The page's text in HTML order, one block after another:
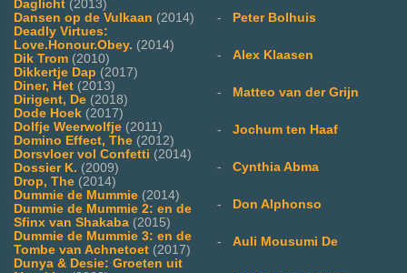
Daglicht (2013)
Dansen op de Vulkaan (2014)
Deadly Virtues:
Love.Honour.Obey. (2014)
Dik Trom (2010)
Dikkertje Dap (2017)
Diner, Het (2013)
Dirigent, De (2018)
Dode Hoek (2017)
Dolfje Weerwolfje (2011)
Domino Effect, The (2012)
Dorsvloer vol Confetti (2014)
Dossier K. (2009)
Drop, The (2014)
Dummie de Mummie (2014)
Dummie de Mummie 2: en de
Sfinx van Shakaba (2015)
Dummie de Mummie 3: en de
Tombe van Achnetoet (2017)
Dunya & Desie: Groeten uit
- Peter Bolhuis
- Alex Klaasen
- Matteo van der Grijn
- Jochum ten Haaf
- Cynthia Abma
- Don Alphonso
- Auli Mousumi De